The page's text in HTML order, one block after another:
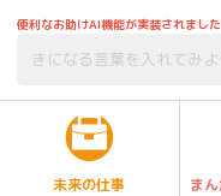
便利なお助けAI機能が実装されまし
未来の仕事
ま